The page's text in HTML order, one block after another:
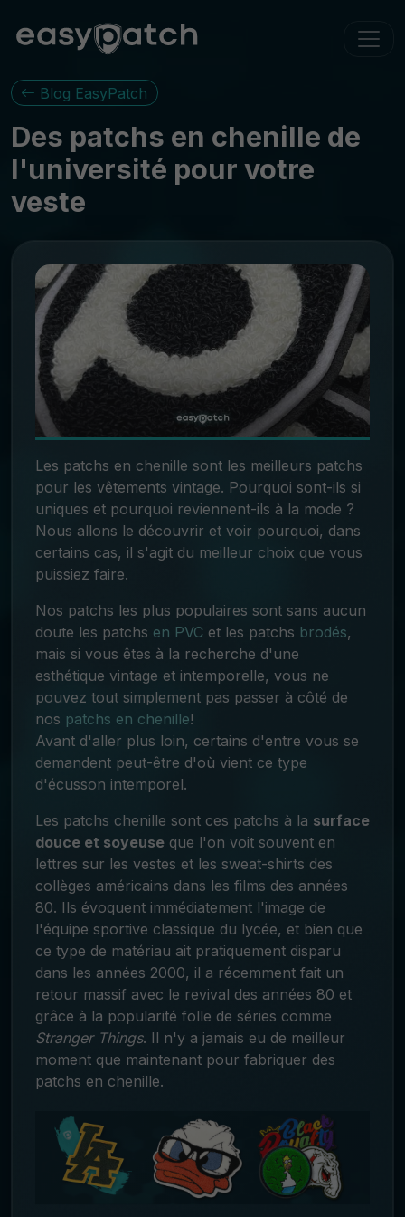
Blog EasyPatch
Des patchs en chenille de
l'université pour votre
veste
Les patchs en chenille sont les meilleurs patchs
pour les vêtements vintage. Pourquoi sont-ils si
uniques et pourquoi reviennent-ils à la mode ?
Nous allons le découvrir et voir pourquoi, dans
certains cas, il s'agit du meilleur choix que vous
puissiez faire.
Nos patchs les plus populaires sont sans aucun
doute les patchs en PVC et les patchs brodés,
mais si vous êtes à la recherche d'une
esthétique vintage et intemporelle, vous ne
pouvez tout simplement pas passer à côté de
nos patchs en chenille!
Avant d'aller plus loin, certains d'entre vous se
demandent peut-être d'où vient ce type
d'écusson intemporel.
Les patchs chenille sont ces patchs à la surface
douce et soyeuseque l'on voit souvent en
lettres sur les vestes et les sweat-shirts des
collèges américains dans les films des années
80. Ils évoquent immédiatement l'image de
l'équipe sportive classique du lycée, et bien que
ce type de matériau ait pratiquement disparu
dans les années 2000, il a récemment fait un
retour massif avec le revival des années 80 et
grâce à la popularité folle de séries comme
Stranger Things. Il n'y a jamais eu de meilleur
moment que maintenant pour fabriquer des
patchs en chenille.